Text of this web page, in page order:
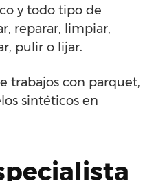
y todo tipo de
reparar, limpiar,
pulir o lijar.
trabajos con parquet,
sintéticos en